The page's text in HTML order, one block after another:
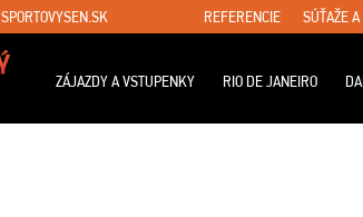
SPORTOVYSEN.SK REFERENCIE SÚŤAŽE
ZÁJAZDY A VSTUPENKY RIO DE JANEIRO